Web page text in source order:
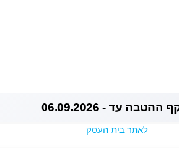
ההטבה עד - 06.09.2026
לאתר בית העסק